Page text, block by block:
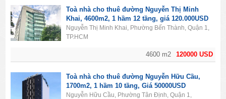
120000 USD
4600 m2
Toà nhà cho thuê đường Nguyễn Thị Minh
Khai, 4600m2, 1 hầm 12 tầng, giá 120.000USD
Nguyễn Thị Minh Khai, Phường Bến Thành, Quận 1,
TP.HCM
Toà nhà cho thuê đường Nguyễn Hữu Cầu,
1700m2, 1 hầm 10 tầng, Giá 50000USD
Nguyễn Hữu Cầu, Phường Tân Định, Quận 1,